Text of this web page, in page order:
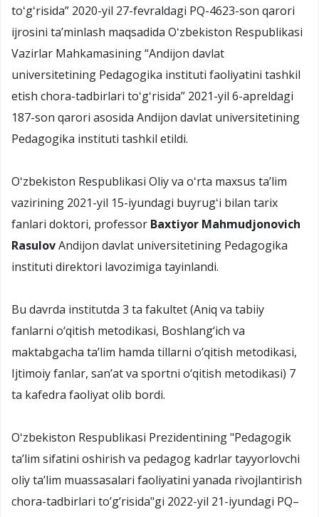
toʻgʻrisida” 2020-yil 27-fevraldagi PQ-4623-son qarori
ijrosini taʼminlash maqsadida Oʻzbekiston Respublikasi
Vazirlar Mahkamasining “Andijon davlat
universitetining Pedagogika instituti faoliyatini tashkil
etish chora-tadbirlari toʻgʻrisida” 2021-yil 6-apreldagi
187-son qarori asosida Andijon davlat universitetining
Pedagogika instituti tashkil etildi.
Oʻzbekiston Respublikasi Oliy va oʻrta maxsus taʼlim
vazirining 2021-yil 15-iyundagi buyrugʻi bilan tarix
fanlari doktori, professor Baxtiyor Mahmudjonovich
RasulovAndijon davlat universitetining Pedagogika
instituti direktori lavozimiga tayinlandi.
Bu davrda institutda 3 ta fakultet (Aniq va tabiiy
fanlarni o‘qitish metodikasi, Boshlang‘ich va
maktabgacha ta’lim hamda tillarni o’qitish metodikasi,
Ijtimoiy fanlar, san’at va sportni o‘qitish metodikasi) 7
ta kafedra faoliyat olib bordi.
Oʻzbekiston Respublikasi Prezidentining "Pedagogik
taʼlim sifatini oshirish va pedagog kadrlar tayyorlovchi
oliy taʼlim muassasalari faoliyatini yanada rivojlantirish
chora-tadbirlari toʼgʼrisida"gi 2022-yil 21-iyundagi PQ–